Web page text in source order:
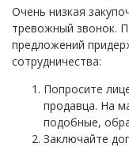
Очень низкая
тревожный звонок.
предложений
сотрудничества:
Попросите
продавца. На
подобные,
Заключайте